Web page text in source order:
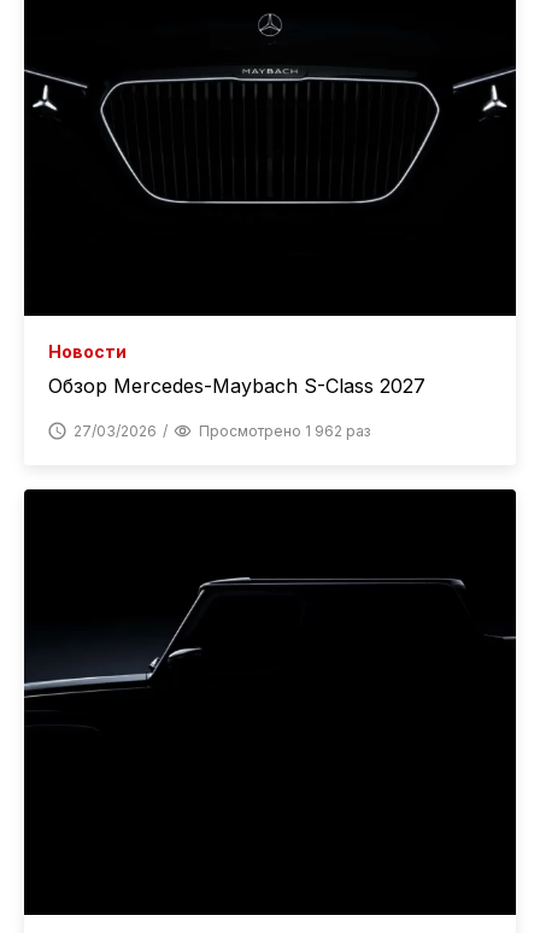
Новости
Обзор Mercedes-Maybach S-Class 2027
27/03/2026 Просмотрено 1 962 раз